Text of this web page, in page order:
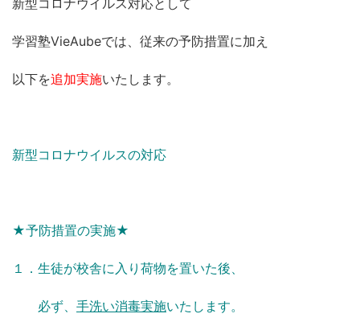
学習塾VieAubeでは、従来の予防措置に加え
以下を追加実施いたします。
新型コロナウイルスの対応
★予防措置の実施★
１．生徒が校舎に入り荷物を置いた後、
必ず、 手洗い消毒実施いたします。